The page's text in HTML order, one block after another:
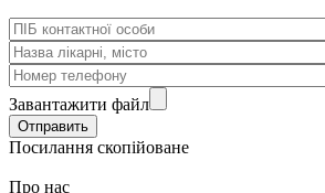
Завантажити файл
Посилання скопійоване
Про нас